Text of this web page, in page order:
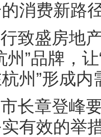
消费新路
致盛房地
州”品牌，
州”形成内
长章登峰
有效的举